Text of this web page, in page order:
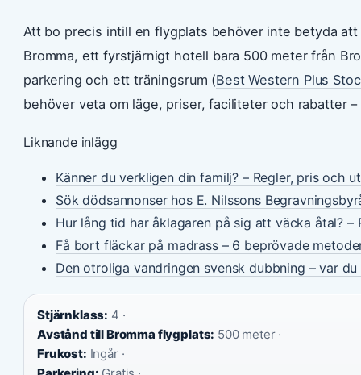
Att bo precis intill en flygplats behöver inte betyda
Bromma, ett fyrstjärnigt hotell bara 500 meter från
parkering och ett träningsrum (Best Western Plus
behöver veta om läge, priser, faciliteter och rabatter
Liknande inlägg
Känner du verkligen din familj? – Regler, pris och
Sök dödsannonser hos E. Nilssons
Hur lång tid har åklagaren på sig att väcka åtal? –
Få bort fläckar på madrass – 6 beprövade
Den otroliga vandringen svensk dubbning – var
Stjärnklass: 4 ·
Avstånd till Bromma flygplats: 500 meter ·
Frukost: Ingår ·